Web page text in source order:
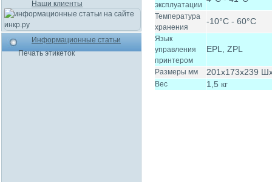
эксплуатации
Температура
хранения
-10°С - 60°С
Язык
управления
принтером
EPL, ZPL
Размеры мм 201х173х239
Вес 1,5 кг
Наши клиенты
Информационные статьи
Печать этикеток